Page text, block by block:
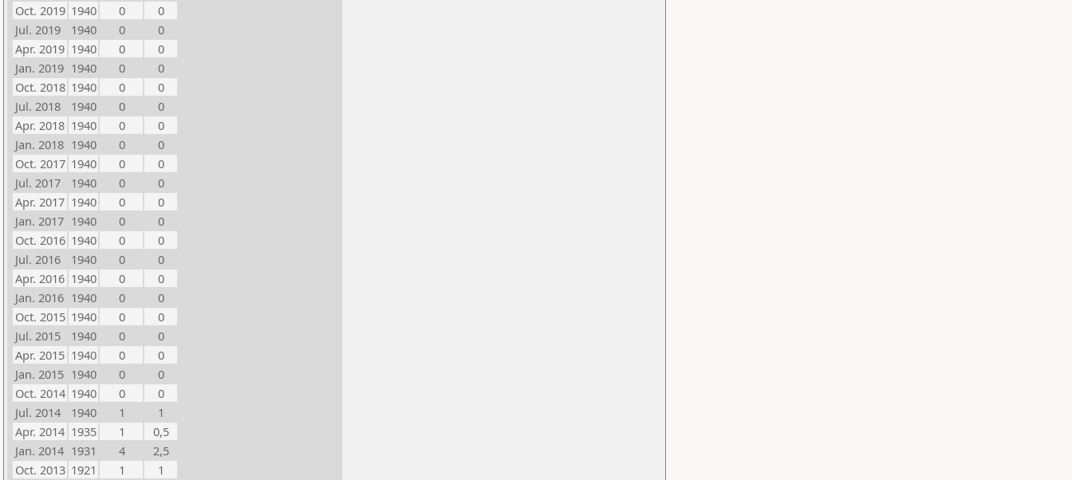
Oct. 2019 1940 0
0
Jul. 2019
1940 0
0
Apr. 2019 1940 0
0
Jan. 2019 1940 0
0
Oct. 2018 1940 0
0
Jul. 2018
1940 0
0
Apr. 2018 1940 0
0
Jan. 2018 1940 0
0
Oct. 2017 1940 0
0
Jul. 2017
1940 0
0
Apr. 2017 1940 0
0
Jan. 2017 1940 0
0
Oct. 2016 1940 0
0
Jul. 2016
1940 0
0
Apr. 2016 1940 0
0
Jan. 2016 1940 0
0
Oct. 2015 1940 0
0
Jul. 2015
1940 0
0
Apr. 2015 1940 0
0
Jan. 2015 1940 0
0
Oct. 2014 1940 0
0
Jul. 2014
1940 1
1
Apr. 2014 1935 1
0,5
Jan. 2014 1931 4
2,5
Oct. 2013 1921 1
1